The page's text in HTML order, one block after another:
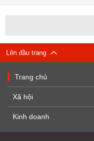
Lên đầu trang
Trang chủ
Xã hội
Kinh doanh